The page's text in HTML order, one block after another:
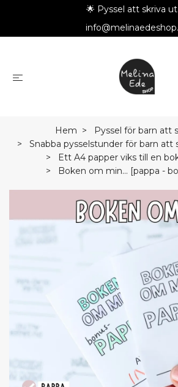
🌟 Pyssel att skriva ut
Hem
Pyssel för barn att
Snabba pysselstunder för barn att
Ett A4 papper viks till en
Boken om min... [pappa -